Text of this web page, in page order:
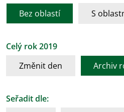
Bez oblastí
S
Celý rok 2019
Změnit den
Archiv
Seřadit dle: